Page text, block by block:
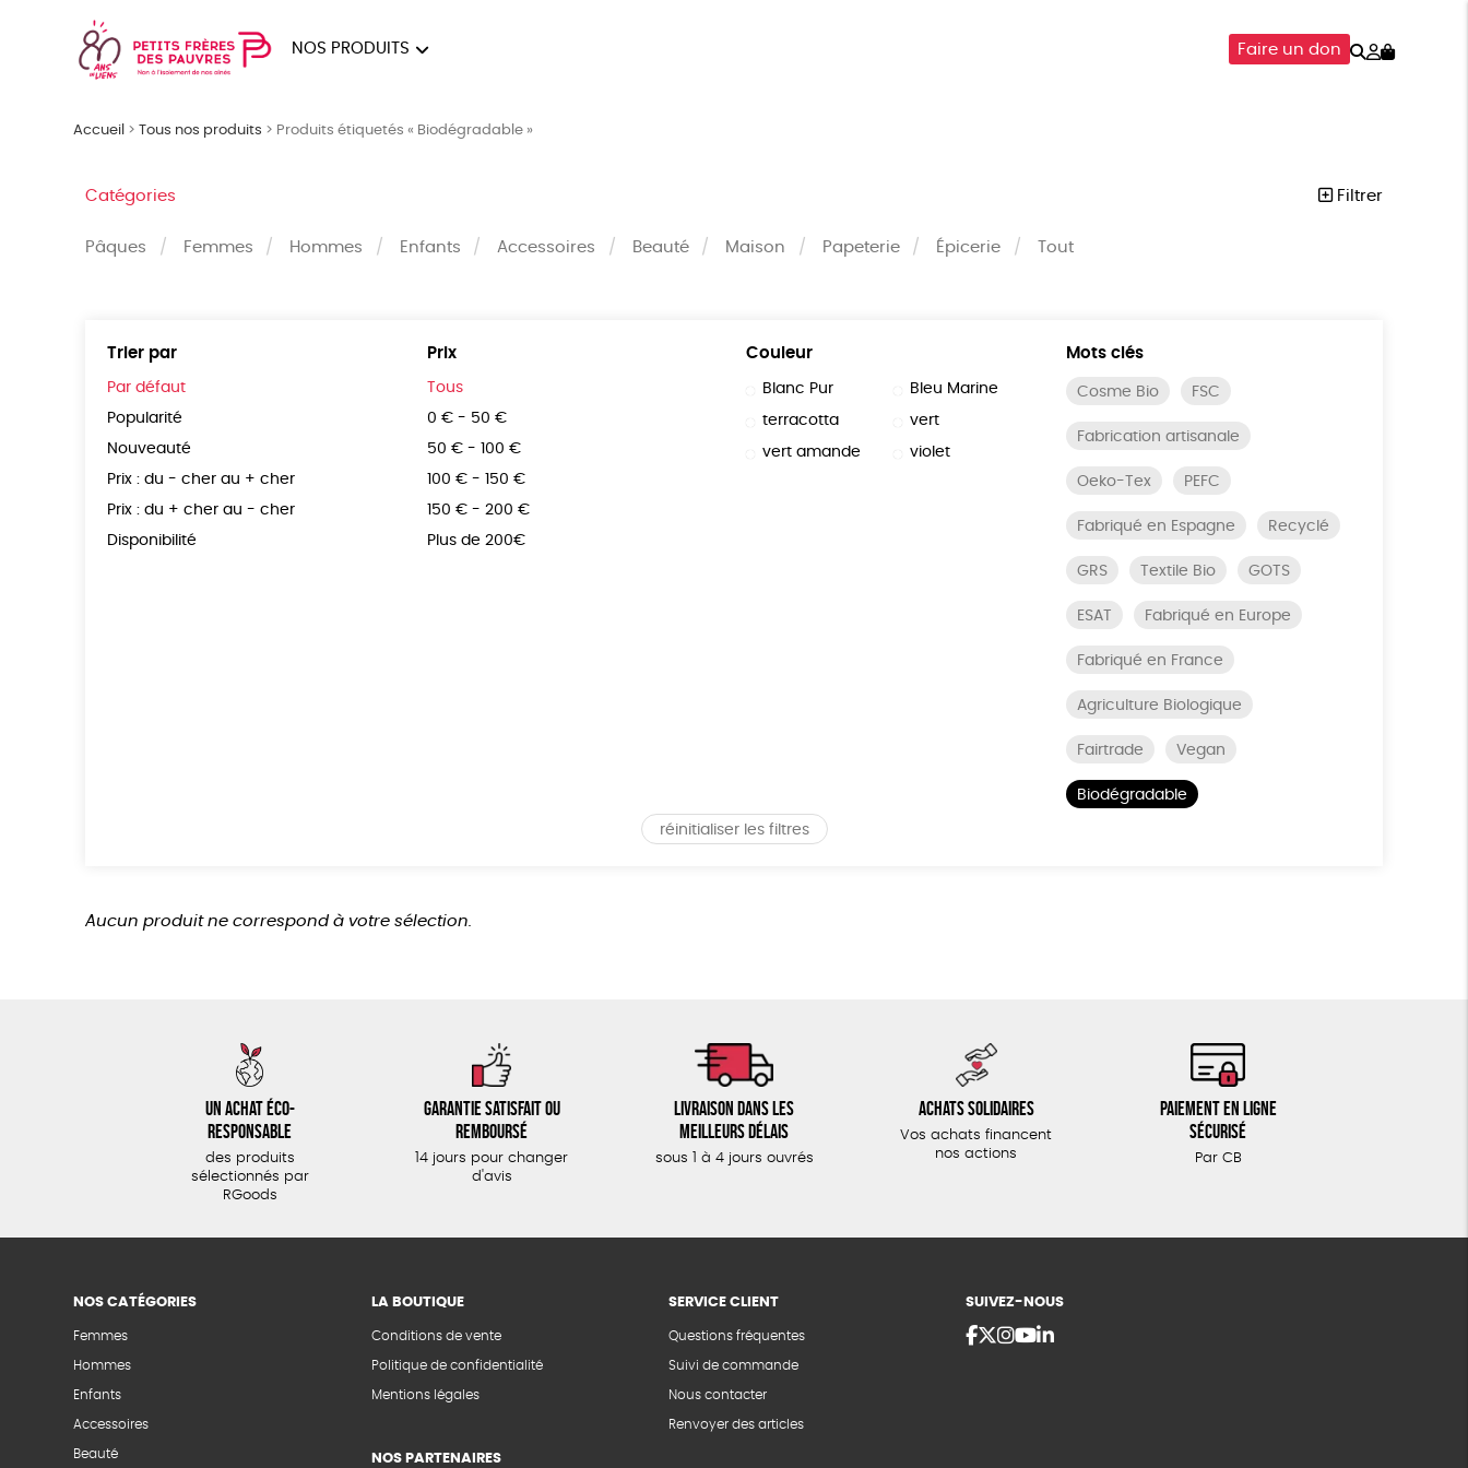
NOS PRODUITS Faire un don Rechercher
Mon
Accueil >Tous nos produits > Produits étiquetés « Biodégradable »
Catégories Filtrer
Pâques Femmes Hommes Enfants Accessoires Beauté Maison Papeterie Épicerie Tout
Trier par
Par défaut
Popularité
Nouveauté
Prix : du - cher au + cher
Prix : du + cher au - cher
Disponibilité
Prix
Tous
0 € - 50 €
50 € - 100 €
100 € - 150 €
150 € - 200 €
Plus de 200€
Couleur
Blanc Pur Bleu Marine
terracotta vert
vert amande violet
Mots clés
Cosme Bio FSC
Fabrication artisanale
Oeko-Tex PEFC
Fabriqué en Espagne Recyclé
GRS Textile Bio GOTS
ESAT Fabriqué en Europe
Fabriqué en France
Agriculture Biologique
Fairtrade Vegan
Biodégradable
réinitialiser les filtres
Aucun produit ne correspond à votre sélection.
Un achat éco-
responsable
des produits
sélectionnés par
RGoods
Garantie satisfait ou
remboursé
14 jours pour changer
d'avis
Livraison dans les
meilleurs délais
sous 1 à 4 jours ouvrés
Achats solidaires
Vos achats financent
nos actions
Paiement en ligne
sécurisé
Par CB
NOS CATÉGORIES
Femmes
Hommes
Enfants
Accessoires
Beauté
LA BOUTIQUE
Conditions de vente
Politique de confidentialité
Mentions légales
NOS PARTENAIRES
SERVICE CLIENT
Questions fréquentes
Suivi de commande
Nous contacter
Renvoyer des articles
SUIVEZ-NOUS